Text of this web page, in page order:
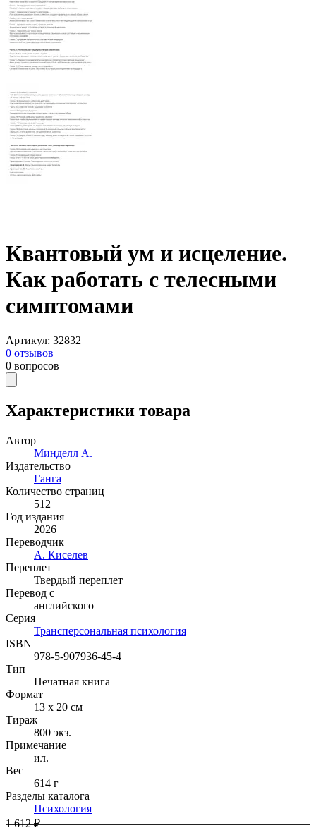
Квантовый ум и исцеление.
Как работать с телесными
симптомами
Артикул: 32832
0 отзывов
0 вопросов
Характеристики товара
Автор
Минделл А.
Издательство
Ганга
Количество страниц
512
Год издания
2026
Переводчик
А. Киселев
Переплет
Твердый переплет
Перевод с
английского
Серия
Трансперсональная психология
ISBN
978-5-907936-45-4
Тип
Печатная книга
Формат
13 x 20 см
Тираж
800 экз.
Примечание
ил.
Вес
614 г
Разделы каталога
Психология
1 612 ₽